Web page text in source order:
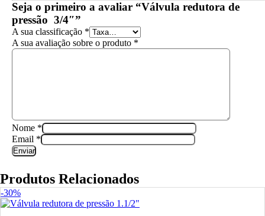
Seja o primeiro a avaliar “Válvula redutora de
pressão 3/4″”
A sua classificação *
A sua avaliação sobre o produto *
Nome *
Email *
Produtos Relacionados
-30%